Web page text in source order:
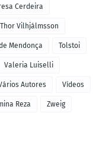
Cerdeira
Thor Vilhjálmsson
Mendonça Tolstoi
Valeria Luiselli
Autores Vídeos
Reza Zweig